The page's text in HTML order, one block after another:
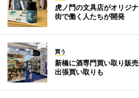
虎ノ門の文具店がオリジ
街で働く人たちが開発
買う
新橋に酒専門買い取り販
出張買い取りも